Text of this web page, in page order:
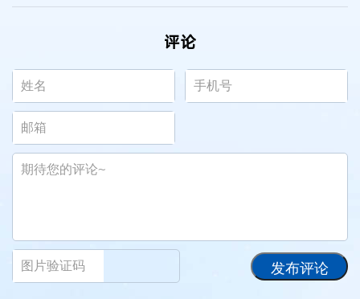
评论
发布评论